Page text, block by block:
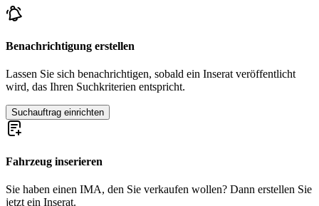
Benachrichtigung erstellen
Lassen Sie sich benachrichtigen, sobald ein Inserat veröffentlicht
wird, das Ihren Suchkriterien entspricht.
Suchauftrag einrichten
Fahrzeug inserieren
Sie haben einen IMA, den Sie verkaufen wollen? Dann erstellen Sie
jetzt ein Inserat.